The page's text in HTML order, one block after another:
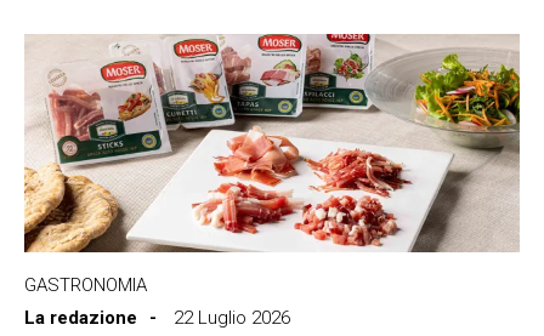
GASTRONOMIA
La redazione
22 Luglio 2026